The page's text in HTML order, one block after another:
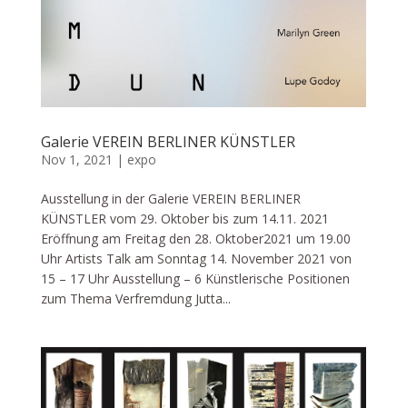
Galerie VEREIN BERLINER KÜNSTLER
Nov 1, 2021 | expo
Ausstellung in der Galerie VEREIN BERLINER
KÜNSTLER vom 29. Oktober bis zum 14.11. 2021
Eröffnung am Freitag den 28. Oktober2021 um 19.00
Uhr Artists Talk am Sonntag 14. November 2021 von
15 – 17 Uhr Ausstellung – 6 Künstlerische Positionen
zum Thema Verfremdung Jutta...